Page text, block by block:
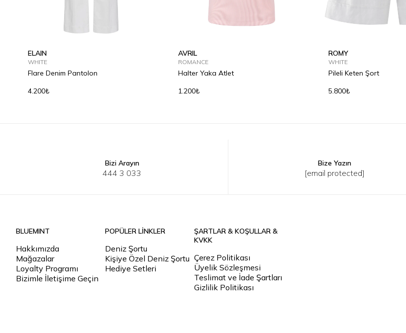
42
ELAIN
WHITE
Flare Denim Pantolon
4.200₺
AVRIL
ROMANCE
Halter Yaka Atlet
1.200₺
36
ROMY
WHITE
Pileli Keten Şort
5.800₺
Bizi Arayın
444 3 033
Bize Yazın
[email protected]
BLUEMINT
Hakkımızda
Mağazalar
Loyalty Programı
Bizimle İletişime Geçin
POPÜLER LİNKLER
Deniz Şortu
Kişiye Özel Deniz Şortu
Hediye Setleri
ŞARTLAR & KOŞULLAR &
KVKK
Çerez Politikası
Üyelik Sözleşmesi
Teslimat ve İade Şartları
Gizlilik Politikası